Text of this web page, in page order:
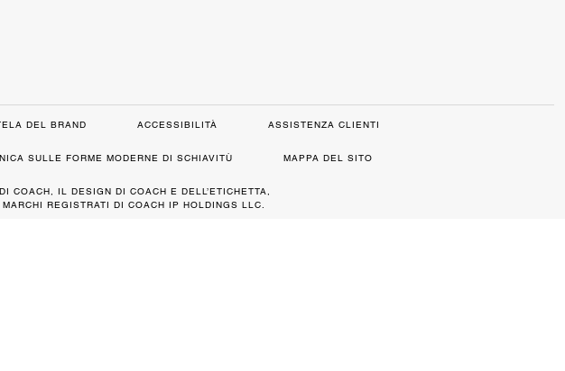
DEL BRAND ACCESSIBILITÀ ASSISTENZA CLIENTI
SULLE FORME MODERNE DI SCHIAVITÙ MAPPA DEL SITO
COACH, IL DESIGN DI COACH E DELL’ETICHETTA,
REGISTRATI DI COACH IP HOLDINGS LLC.